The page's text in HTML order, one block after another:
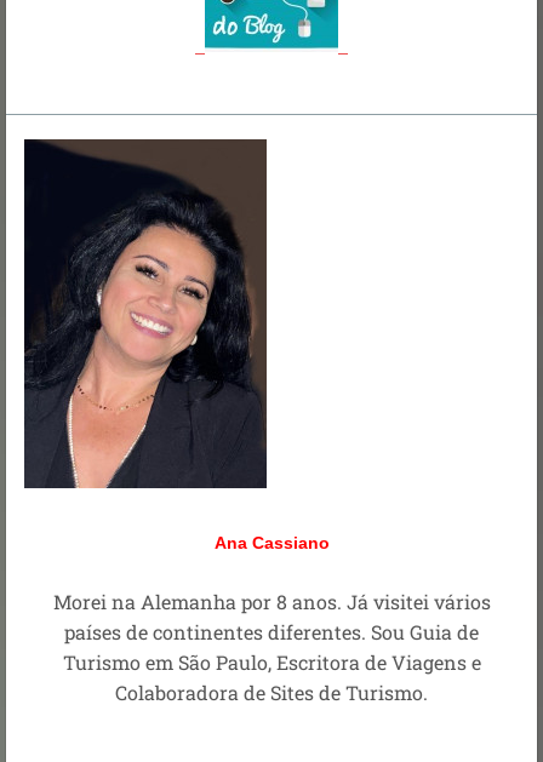
Ana Cassiano
Morei na Alemanha por 8 anos. Já visitei vários
países de continentes diferentes. Sou Guia de
Turismo em São Paulo, Escritora de Viagens e
Colaboradora de Sites de Turismo.